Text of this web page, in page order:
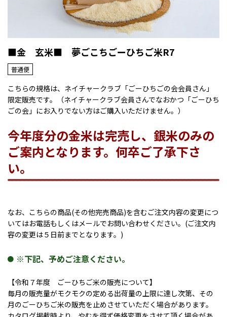
■金 玄米■ 夢ごこちごーひちご米R7
普通便
こちらの規格は、ネイチャークラブ「ごーひちごの会会員さん」
限定販売です。（ネイチャークラブ会員さんでなおかつ「ごーひち
ごの会」にお入りでない方はご購入いただけません。）
今年度分の金米は完売し、銀米のみの
ご案内となります。何卒ご了承下さ
い。
なお、こちらの商品(その他完売商品)を含むご注文内容の変更につ
いてはお電話もしくはメールでお問い合わせください。(ご注文内
容の変更は５日前までとなります。)
※下記、予めご注意ください。
【令和７年度 ごーひちご米の販売について】
毎月の販売量がモクモクの定める出荷量の上限に達し次第、その
月のごーひちご米の販売を止めさせていただく場合があります。